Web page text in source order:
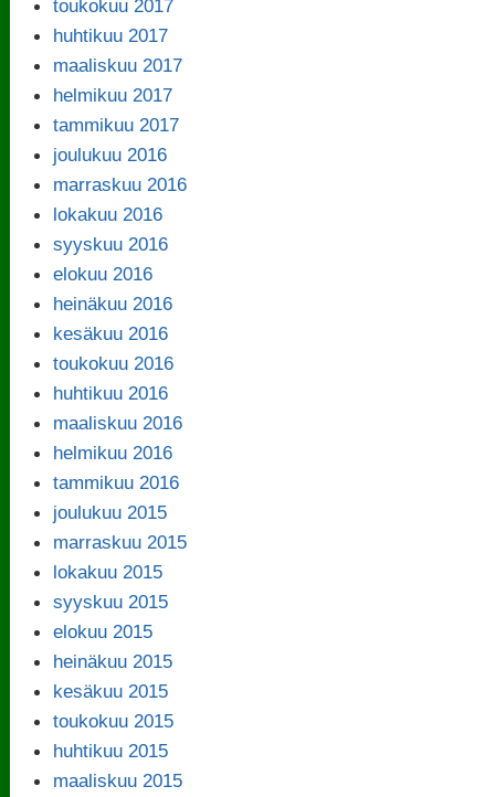
toukokuu 2017
huhtikuu 2017
maaliskuu 2017
helmikuu 2017
tammikuu 2017
joulukuu 2016
marraskuu 2016
lokakuu 2016
syyskuu 2016
elokuu 2016
heinäkuu 2016
kesäkuu 2016
toukokuu 2016
huhtikuu 2016
maaliskuu 2016
helmikuu 2016
tammikuu 2016
joulukuu 2015
marraskuu 2015
lokakuu 2015
syyskuu 2015
elokuu 2015
heinäkuu 2015
kesäkuu 2015
toukokuu 2015
huhtikuu 2015
maaliskuu 2015